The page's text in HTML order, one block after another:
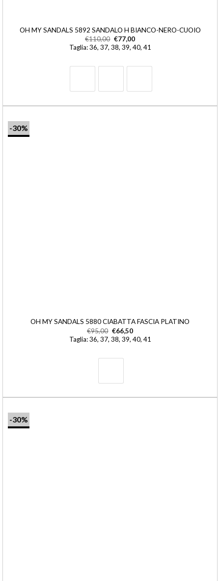
OH MY SANDALS 5892 SANDALO H BIANCO-NERO-CUOIO
€110,00 €77,00
Taglia: 36, 37, 38, 39, 40, 41
-30%
OH MY SANDALS 5880 CIABATTA FASCIA PLATINO
€95,00 €66,50
Taglia: 36, 37, 38, 39, 40, 41
-30%